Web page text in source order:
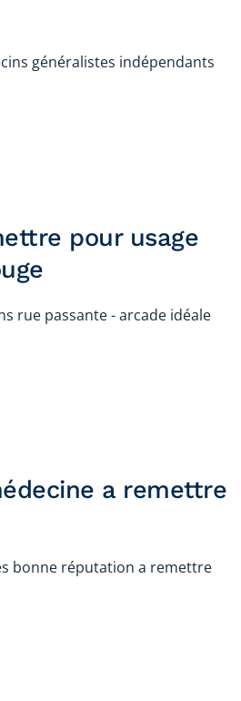
généralistes indépendants
pour usage
rue passante - arcade idéale
a remettre
bonne réputation a remettre